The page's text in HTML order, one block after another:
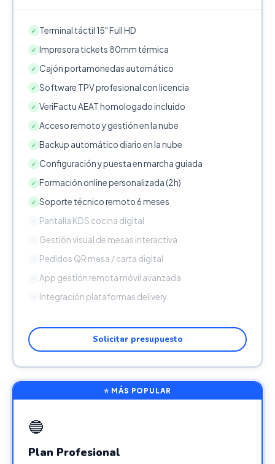
✓ Terminal táctil 15" Full HD
✓ Impresora tickets 80mm térmica
✓ Cajón portamonedas automático
✓ Software TPV profesional con licencia
✓ VeriFactu AEAT homologado incluido
✓ Acceso remoto y gestión en la nube
✓ Backup automático diario en la nube
✓ Configuración y puesta en marcha guiada
✓ Formación online personalizada (2h)
✓ Soporte técnico remoto 6 meses
Pantalla KDS cocina digital
Gestión visual de mesas interactiva
Pedidos QR mesa / carta digital
App gestión remota móvil avanzada
Integración plataformas delivery
Solicitar presupuesto
⭐ MÁS POPULAR
🔵
Plan Profesional